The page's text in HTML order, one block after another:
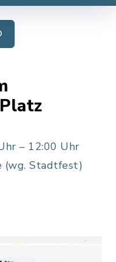
– 12:00 Uhr
(wg. Stadtfest)